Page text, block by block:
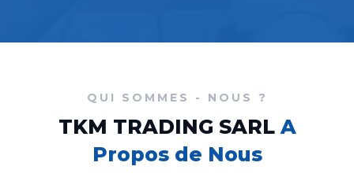
QUI SOMMES - NOUS ?
TKM TRADING SARL A
Propos de Nous